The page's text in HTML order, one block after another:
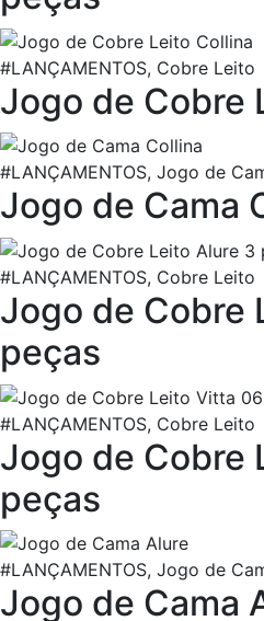
#LANÇAMENTOS, Cobre Leito
Jogo de Cobre
#LANÇAMENTOS, Jogo de
Jogo de Cama
#LANÇAMENTOS, Cobre Leito
Jogo de Cobre
peças
#LANÇAMENTOS, Cobre Leito
Jogo de Cobre
peças
#LANÇAMENTOS, Jogo de
Jogo de Cama